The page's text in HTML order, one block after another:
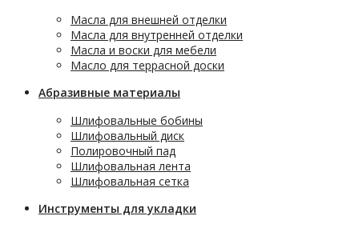
Масла для внешней отделки
Масла для внутренней отделки
Масла и воски для мебели
Масло для террасной доски
Абразивные материалы
Шлифовальные бобины
Шлифовальный диск
Полировочный пад
Шлифовальная лента
Шлифовальная сетка
Инструменты для укладки